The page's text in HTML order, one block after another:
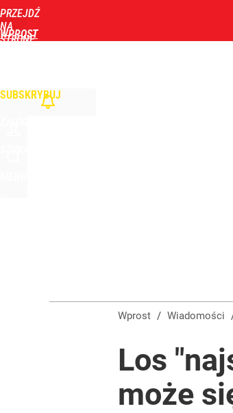
PRZEJDŹ
NA
STRONĘ
WPROST
SUBSKRYBUJ
dodaj
Dlaczego Andrzej Duda się nie
Wrze po roku Nawrockiego.
Wprost / Wiadomości
Los
może